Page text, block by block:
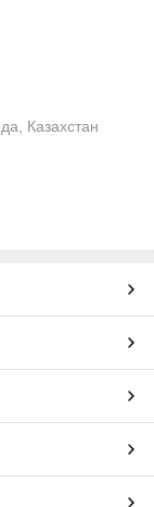
Казахстан